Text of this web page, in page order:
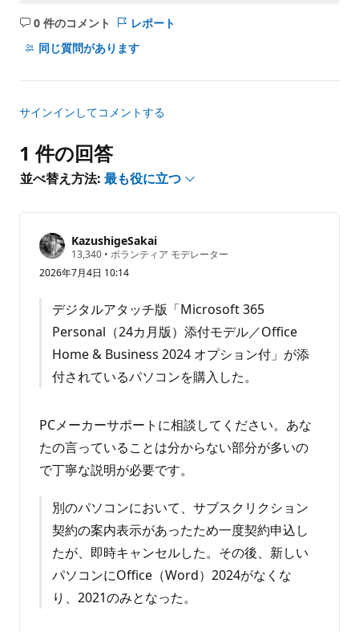
0 件のコメント
コ
メ
ト
あ
ま
せ
ん
レポート
同じ質問があります
サインインしてコメントする
1 件の回答
並べ替え方法: 最も役に立つ
KazushigeSakai
13,340 評
の
ン
ト
• ボランティア モデレーター
2026年7月4日 10:14
デジタルアタッチ版「Microsoft 365
Personal（24カ月版）添付モデル／Office
Home & Business 2024 オプション付」が添
付されているパソコンを購入した。
PCメーカーサポートに相談してください。あな
たの言っていることは分からない部分が多いの
で丁寧な説明が必要です。
別のパソコンにおいて、サブスクリクション
契約の案内表示があったため一度契約申込し
たが、即時キャンセルした。その後、新しい
パソコンにOffice（Word）2024がなくな
り、2021のみとなった。